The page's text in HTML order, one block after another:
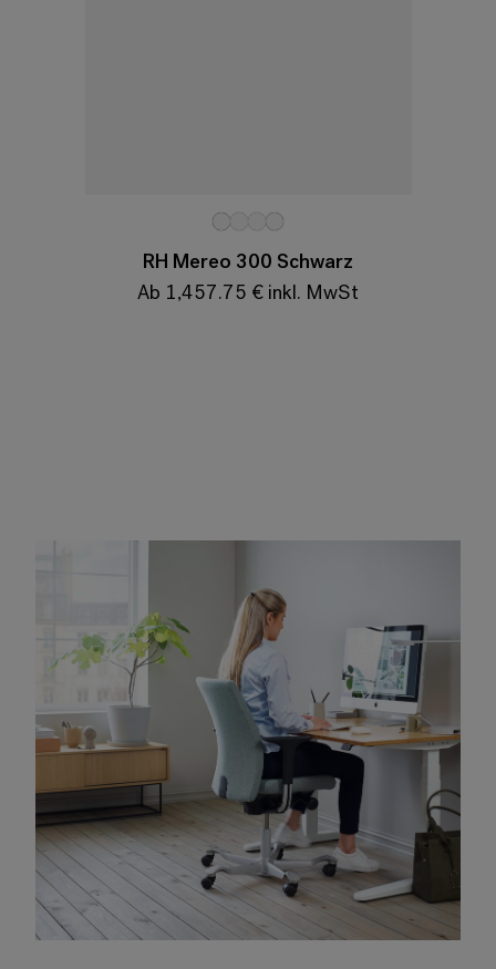
RH Mereo 300 Schwarz
Ab 1,457.75 € inkl. MwSt